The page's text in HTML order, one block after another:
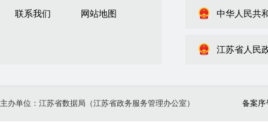
联系我们 网站地图 中华人民共
江苏省人民
主办单位：江苏省数据局（江苏省政务服务管理办公室） 备案序